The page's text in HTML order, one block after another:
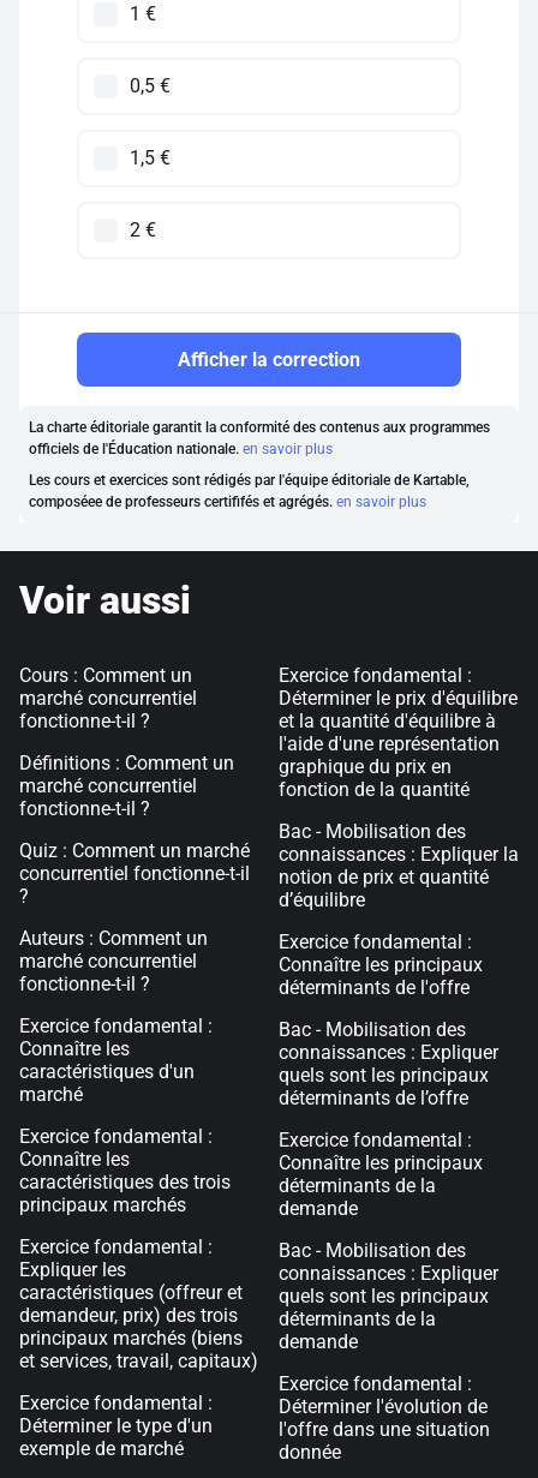
1 €
0,5 €
1,5 €
2 €
Afficher la correction
La charte éditoriale garantit la conformité des contenus aux programmes
officiels de l'Éducation nationale. en savoir plus
Les cours et exercices sont rédigés par l'équipe éditoriale de Kartable,
composéee de professeurs certififés et agrégés. en savoir plus
Voir aussi
Cours : Comment un
marché concurrentiel
fonctionne-t-il ?
Définitions : Comment un
marché concurrentiel
fonctionne-t-il ?
Quiz : Comment un marché
concurrentiel fonctionne-t-il
?
Auteurs : Comment un
marché concurrentiel
fonctionne-t-il ?
Exercice fondamental :
Connaître les
caractéristiques d'un
marché
Exercice fondamental :
Connaître les
caractéristiques des trois
principaux marchés
Exercice fondamental :
Expliquer les
caractéristiques (offreur et
demandeur, prix) des trois
principaux marchés (biens
et services, travail, capitaux)
Exercice fondamental :
Déterminer le type d'un
exemple de marché
Exercice fondamental :
Déterminer le prix d'équilibre
et la quantité d'équilibre à
l'aide d'une représentation
graphique du prix en
fonction de la quantité
Bac - Mobilisation des
connaissances : Expliquer la
notion de prix et quantité
d’équilibre
Exercice fondamental :
Connaître les principaux
déterminants de l'offre
Bac - Mobilisation des
connaissances : Expliquer
quels sont les principaux
déterminants de l’offre
Exercice fondamental :
Connaître les principaux
déterminants de la
demande
Bac - Mobilisation des
connaissances : Expliquer
quels sont les principaux
déterminants de la
demande
Exercice fondamental :
Déterminer l'évolution de
l'offre dans une situation
donnée